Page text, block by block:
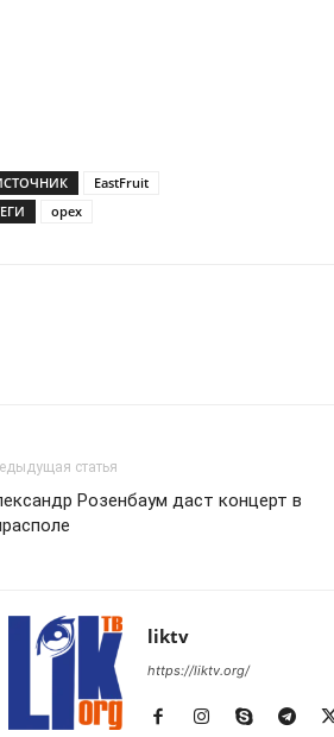
EastFruit
орех
статья
Розенбаум даст концерт в
liktv
https://liktv.org/